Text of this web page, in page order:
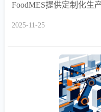
FoodMES提供定制化生
2025-11-25